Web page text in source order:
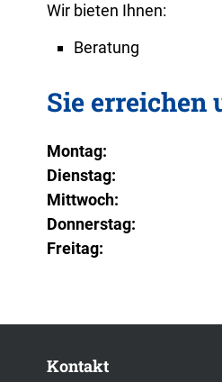
Wir bieten Ihnen:
Beratung
Sie erreichen
Montag:
Dienstag:
Mittwoch:
Donnerstag:
Freitag:
Kontakt